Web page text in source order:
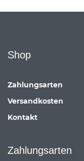
Shop
Zahlungsarten
Versandkosten
Kontakt
Zahlungsarten